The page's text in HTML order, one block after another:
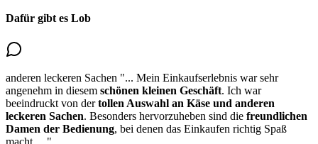
Dafür gibt es Lob
anderen leckeren Sachen "... Mein Einkaufserlebnis war sehr
angenehm in diesem schönen kleinen Geschäft. Ich war
beeindruckt von dertollen Auswahl an Käse und anderen
leckeren Sachen. Besonders hervorzuheben sind die freundlichen
Damen der Bedienung, bei denen das Einkaufen richtig Spaß
macht. ..."